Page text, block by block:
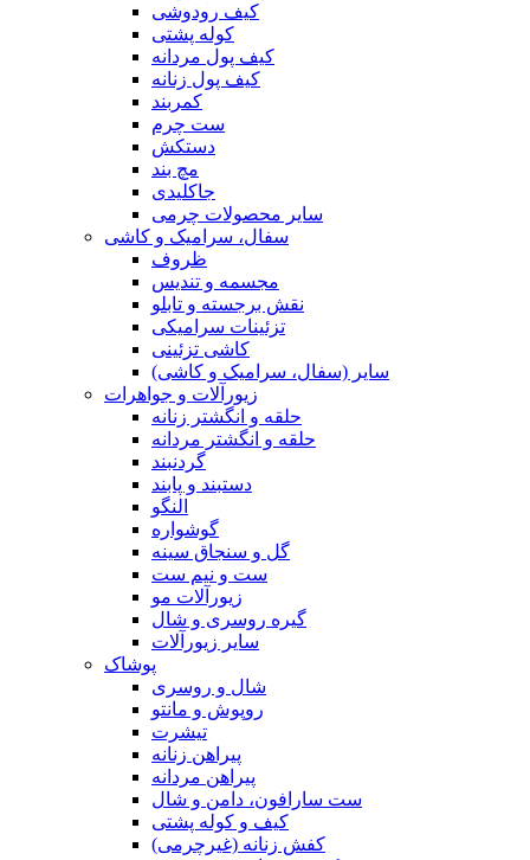
کیف رودوشی
کوله پشتی
کیف پول مردانه
کیف پول زنانه
کمربند
ست چرم
دستکش
مچ بند
جاکلیدی
سایر محصولات چرمی
سفال، سرامیک و کاشی
ظروف
مجسمه و تندیس
نقش برجسته و تابلو
تزئینات سرامیکی
کاشی تزئینی
سایر (سفال، سرامیک و کاشی)
زیورآلات و جواهرات
حلقه و انگشتر زنانه
حلقه و انگشتر مردانه
گردنبند
دستبند و پابند
النگو
گوشواره
گل و سنجاق سینه
ست و نیم ست
زیورآلات مو
گیره روسری و شال
سایر زیورآلات
پوشاک
شال و روسری
روپوش و مانتو
تیشرت
پیراهن زنانه
پیراهن مردانه
ست سارافون، دامن و شال
کیف و کوله پشتی
کفش زنانه (غیرچرمی)